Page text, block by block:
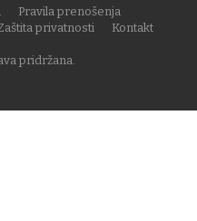
pridržana.
Pravila prenošenja
privatnosti
Kontakt